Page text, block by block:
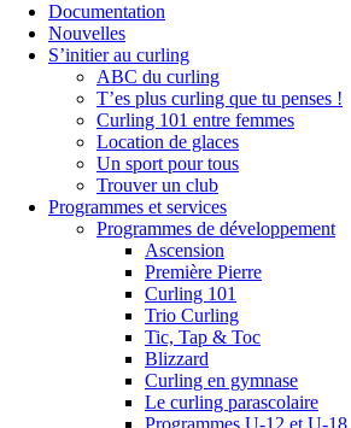
Documentation
Nouvelles
S’initier au curling
ABC du curling
T’es plus curling que tu penses !
Curling 101 entre femmes
Location de glaces
Un sport pour tous
Trouver un club
Programmes et services
Programmes de développement
Ascension
Première Pierre
Curling 101
Trio Curling
Tic, Tap & Toc
Blizzard
Curling en gymnase
Le curling parascolaire
Programmes U-12 et U-18